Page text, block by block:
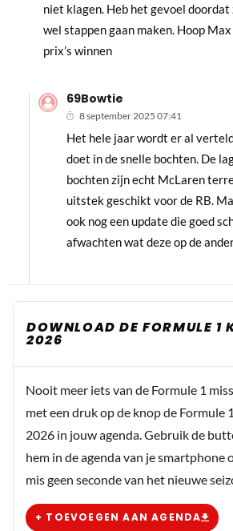
niet klagen. Heb het gevoel
wel stappen gaan maken. Hoop
prix’s winnen
69Bowtie
8 september 2025 07:41
Het hele jaar wordt er al
doet in de snelle bochten. De
bochten zijn echt McLaren
uitstek geschikt voor de RB.
ook nog een update die goed
afwachten wat deze op de
DOWNLOAD DE FORMULE 1
2026
Nooit meer iets van de Formule 1
met een druk op de knop de Formule
2026 in jouw agenda. Gebruik de
hem in de agenda van je smartphone
mis geen seconde van het nieuwe
+ TOEVOEGEN AAN AGENDA